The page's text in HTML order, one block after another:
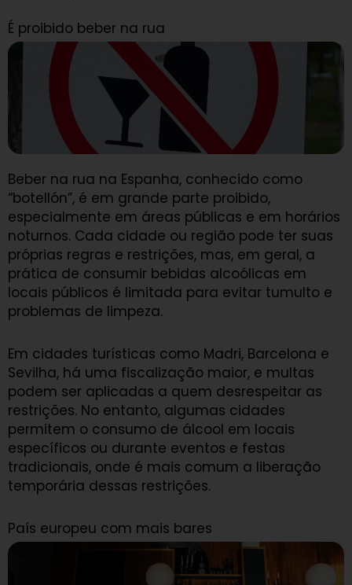
É proibido beber na rua
Beber na rua na Espanha, conhecido como
“botellón”, é em grande parte proibido,
especialmente em áreas públicas e em horários
noturnos. Cada cidade ou região pode ter suas
próprias regras e restrições, mas, em geral, a
prática de consumir bebidas alcoólicas em
locais públicos é limitada para evitar tumulto e
problemas de limpeza.
Em cidades turísticas como Madri, Barcelona e
Sevilha, há uma fiscalização maior, e multas
podem ser aplicadas a quem desrespeitar as
restrições. No entanto, algumas cidades
permitem o consumo de álcool em locais
específicos ou durante eventos e festas
tradicionais, onde é mais comum a liberação
temporária dessas restrições.
País europeu com mais bares